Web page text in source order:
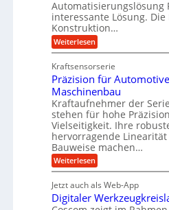
r
g
l
e
l
g
e
w
i
n
d
e
t
r
i
e
b
e
f
s
a
t
z
n
d
A
u
f
t
r
a
g
s
e
e
i
t
s
l
o
s
e
,
w
e
n
i
g
e
Automatisierungslösung
interessante Lösung. Die
Konstruktion…
Weiterlesen:
Z
h
n
s
t
a
n
g
e
n
g
e
t
r
i
e
Kraftsensorserie
Präzision für
Maschinenbau
Kraftaufnehmer der
stehen für hohe
Vielseitigkeit. Ihre
hervorragende
Bauweise machen…
Weiterlesen:
P
ä
z
i
Jetzt auch als Web-App
Digitaler